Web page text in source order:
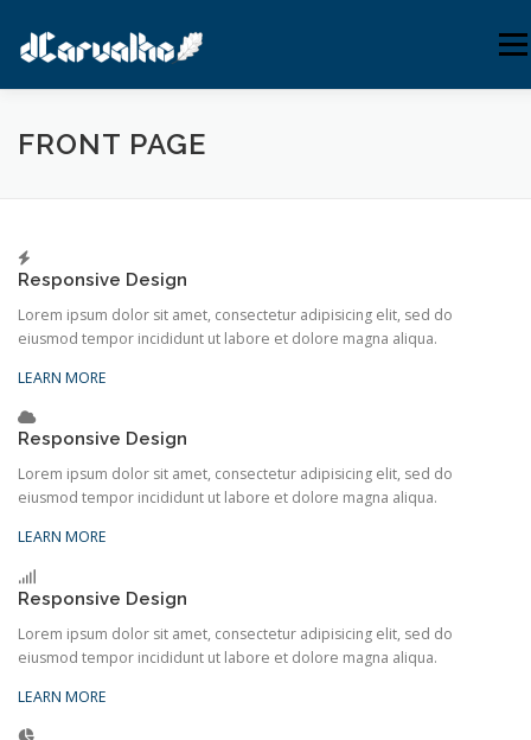
Menu
INÍCIO SUPORTE
FRONT PAGE
Responsive Design
Lorem ipsum dolor sit amet, consectetur adipisicing elit, sed do
eiusmod tempor incididunt ut labore et dolore magna aliqua.
LEARN MORE
Responsive Design
Lorem ipsum dolor sit amet, consectetur adipisicing elit, sed do
eiusmod tempor incididunt ut labore et dolore magna aliqua.
LEARN MORE
Responsive Design
Lorem ipsum dolor sit amet, consectetur adipisicing elit, sed do
eiusmod tempor incididunt ut labore et dolore magna aliqua.
LEARN MORE